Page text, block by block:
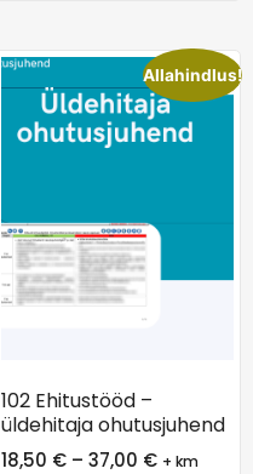
Allahindlus!
102 Ehitustööd –
üldehitaja ohutusjuhend
18,50 € – 37,00 € + km